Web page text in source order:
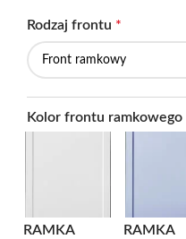
Rodzaj frontu *
Kolor frontu ramkowego
RAMKA
RAMKA